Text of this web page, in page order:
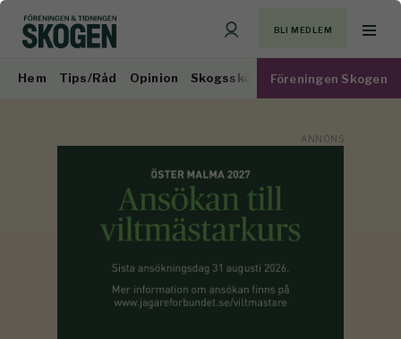
BLI MEDLEM
Hem Tips/Råd Opinion Skogsskötsel Virkesmarknad
Föreningen Skogen